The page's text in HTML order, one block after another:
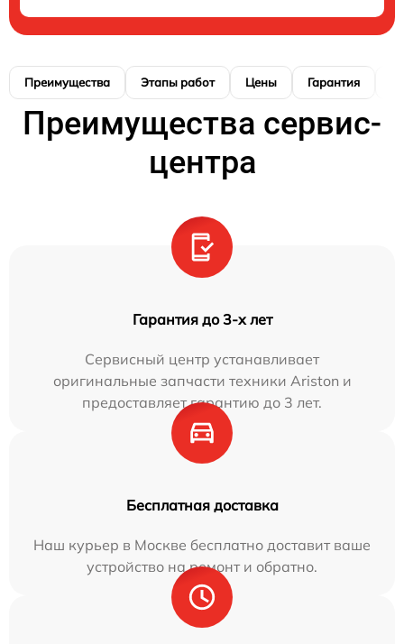
Преимущества Этапы работ Цены Гарантия
Преимущества сервис-
центра
Гарантия до 3-х лет
Сервисный центр устанавливает
оригинальные запчасти техники Ariston и
предоставляет гарантию до 3 лет.
Бесплатная доставка
Наш курьер в Москве бесплатно доставит ваше
устройство на ремонт и обратно.